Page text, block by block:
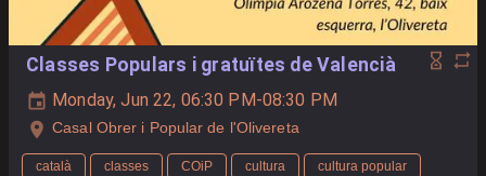
Classes Populars i gratuïtes de Valencià
Monday, Jun 22, 06:30 PM-08:30 PM
Casal Obrer i Popular de l'Olivereta
català classes COiP cultura
cultura popular